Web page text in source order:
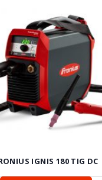
IGNIS 180 TIG DC